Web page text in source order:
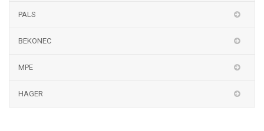
PALS
BEKONEC
MPE
HAGER